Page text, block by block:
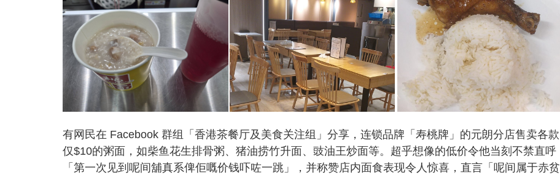
有网民在 Facebook 群组「香港茶餐厅及美食关注组」分享，连锁品牌「寿桃牌」的元朗分店售卖各款
仅$10的粥面，如柴鱼花生排骨粥、猪油捞竹升面、豉油王炒面等。超乎想像的低价令他当刻不禁直呼
「第一次见到呢间舖真系俾佢嘅价钱吓咗一跳」，并称赞店内面食表现令人惊喜，直言「呢间属于赤贫